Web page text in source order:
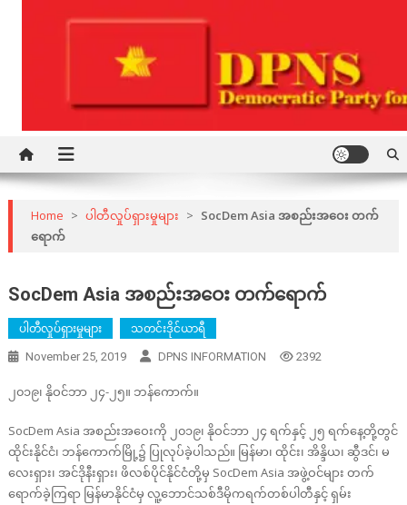
DPNS
Home > ပါတီလှုပ်ရှားမှုများ > SocDem Asia အစည်းအဝေး တက်
ရောက်
SocDem Asia အစည်းအဝေး တက်ရောက်
ပါတီလှုပ်ရှားမှုများ သတင်းဒိုင်ယာရီ
November 25, 2019 DPNS INFORMATION 2392
၂၀၁၉၊ နိုဝင်ဘာ ၂၄-၂၅။ ဘန်ကောက်။
SocDem Asia အစည်းအဝေးကို ၂၀၁၉၊ နိုဝင်ဘာ ၂၄ ရက်နှင့် ၂၅ ရက်နေ့တို့တွင်
ထိုင်းနိုင်ငံ၊ ဘန်ကောက်မြို့၌ ပြုလုပ်ခဲ့ပါသည်။ မြန်မာ၊ ထိုင်း၊ အိန္ဒိယ၊ ဆွီဒင်၊ မ
လေးရှား၊ အင်ဒိုနီးရှား၊ ဖိလစ်ပိုင်နိုင်ငံတို့မှ SocDem Asia အဖွဲ့ဝင်များ တက်
ရောက်ခဲ့ကြရာ မြန်မာနိုင်ငံမှ လူ့ဘောင်သစ်ဒီမိုကရက်တစ်ပါတီနှင့် ရှမ်း